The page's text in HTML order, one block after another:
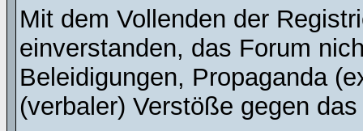
Mit dem Vollenden der
einverstanden, das Forum
Beleidigungen, Propaganda
(verbaler) Verstöße gegen